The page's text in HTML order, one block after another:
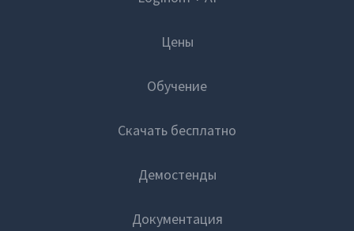
Цены
Обучение
Скачать бесплатно
Демостенды
Документация